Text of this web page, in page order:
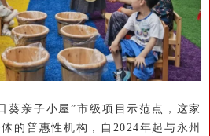
葵亲子小屋”市级项目示范点，这家
的普惠性机构，自2024年起与永州